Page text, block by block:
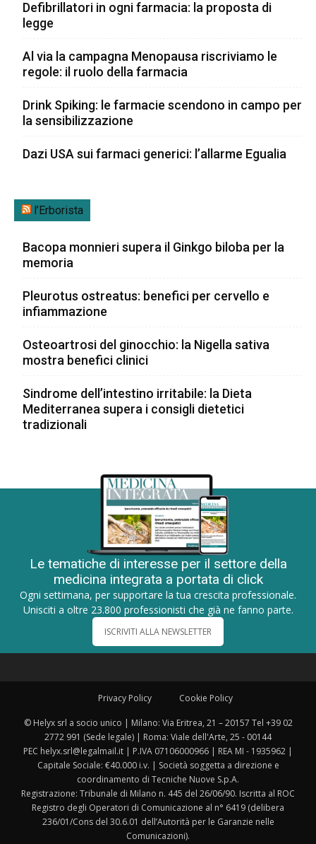
Defibrillatori in ogni farmacia: la proposta di
legge
Al via la campagna Menopausa riscriviamo le
regole: il ruolo della farmacia
Drink Spiking: le farmacie scendono in campo per
la sensibilizzazione
Dazi USA sui farmaci generici: l’allarme Egualia
l’Erborista
Bacopa monnieri supera il Ginkgo biloba per la
memoria
Pleurotus ostreatus: benefici per cervello e
infiammazione
Osteoartrosi del ginocchio: la Nigella sativa
mostra benefici clinici
Sindrome dell’intestino irritabile: la Dieta
Mediterranea supera i consigli dietetici
tradizionali
Le tematiche di interesse per il settore della
medicina integrata a portata di click
Ogni settimana, per supportare la tua crescita professionale.
Unisciti a oltre 23.800 professionisti che già ne fanno parte.
ISCRIVITI ALLA NEWSLETTER
Privacy Policy Cookie Policy
© Helyx srl a socio unico | Milano: Via Eritrea, 21 – 20157 Tel +39 02
2772 991 (Sede legale) | Roma: Viale dell'Arte, 25 - 00144
PEC helyx.srl@legalmail.it | P.IVA 07106000966 | REA MI - 1935962 |
Capitale Sociale: €40.000 i.v. | Società soggetta a direzione e
coordinamento di Tecniche Nuove S.p.A.
Registrazione: Tribunale di Milano n. 445 del 26/06/90. Iscritta al ROC
Registro degli Operatori di Comunicazione al n° 6419 (delibera
236/01/Cons del 30.6.01 dell’Autorità per le Garanzie nelle
Comunicazioni).